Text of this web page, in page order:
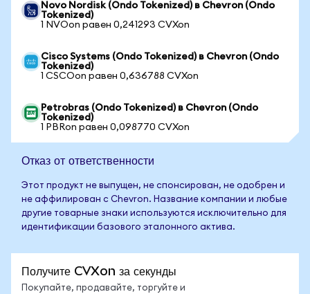
Novo Nordisk (Ondo Tokenized) в Chevron (Ondo
Tokenized)
1 NVOon равен 0,241293 CVXon
Cisco Systems (Ondo Tokenized) в Chevron (Ondo
Tokenized)
1 CSCOon равен 0,636788 CVXon
Petrobras (Ondo Tokenized) в Chevron (Ondo
Tokenized)
1 PBRon равен 0,098770 CVXon
Отказ от ответственности
Этот продукт не выпущен, не спонсирован, не одобрен и
не аффилирован с Chevron. Название компании и любые
другие товарные знаки используются исключительно для
идентификации базового эталонного актива.
Получите CVXon за секунды
Покупайте, продавайте, торгуйте и